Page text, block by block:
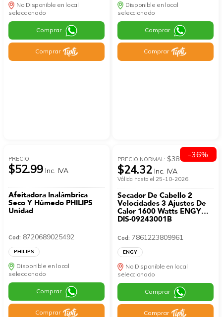
No Disponible en local
seleccionado
Comprar
Comprar
Disponible en local
seleccionado
Comprar
Comprar
PRECIO
$52.99 Inc. IVA
Afeitadora Inalámbrica
Seco Y Húmedo PHILIPS
Unidad
Cod: 8720689025492
PHILIPS
Disponible en local
seleccionado
Comprar
Comprar
PRECIO NORMAL:$38
$24.32 Inc. IVA
Válida hasta el 25-10-2026.
Secador De Cabello 2
Velocidades 3 Ajustes De
Calor 1600 Watts ENGY
DIS-09243001B
Cod: 7861223809961
ENGY
No Disponible en local
seleccionado
Comprar
Comprar
-36%